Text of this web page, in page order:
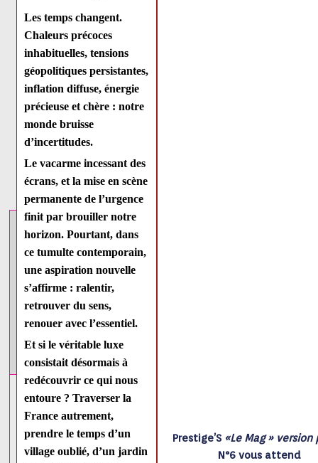
Les temps changent.
Chaleurs précoces
inhabituelles, tensions
géopolitiques persistantes,
inflation diffuse, énergie
précieuse et chère : notre
monde bruisse
d’incertitudes.
Le vacarme incessant des
écrans, et la mise en scène
permanente de l’urgence
finit par brouiller notre
horizon. Pourtant, dans
ce tumulte contemporain,
uneaspiration nouvelle
s’affirme : ralentir,
retrouver du sens,
renouer avec l’essentiel.
Et si le véritable luxe
consistait désormais à
redécouvrir ce qui nous
entoure ? Traverser la
France autrement,
prendre le temps d’un
village oublié, d’un jardin
Prestige’S «Le Mag » version
N°6 vous attend